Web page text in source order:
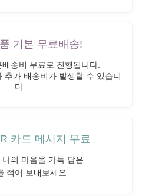
기본 무료배송!
송비 무료로 진행됩니다.
가 배송비가 발생할 수 있습니
다.
카드 메시지 무료
나의 마음을 가득 담은
적어 보내보세요.